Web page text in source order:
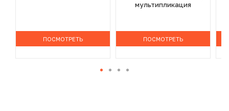
ПОСМОТРЕТЬ
мультипликация
ПОСМОТРЕТЬ